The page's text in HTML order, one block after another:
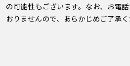
の可能性もございます。なお、お電
おりませんので、あらかじめご了承く